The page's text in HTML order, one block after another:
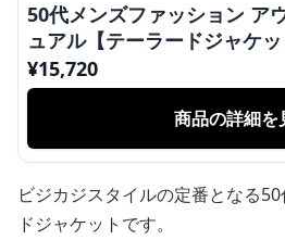
50代メンズファッション ア
ュアル【テーラードジャケッ
¥15,720
商品の詳細を
ビジカジスタイルの定番となる
ドジャケットです。